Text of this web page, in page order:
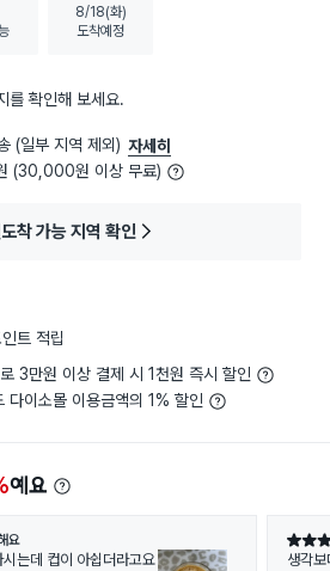
8/18(화)
도착예정
를 확인해 보세요.
(일부 지역 제외) 자세히
(30,000원 이상 무료)
착 가능 지역 확인
트 적립
3만원 이상 결제 시 1천원 즉시 할인
다이소몰 이용금액의 1% 할인
예요
요
는데 컵이 아쉽더라고요
별점 5
생각